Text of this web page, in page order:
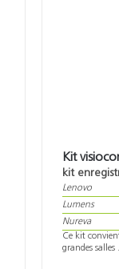
Kit
kit
Lenovo
Lumens
Nureva
Ce kit
grandes salles